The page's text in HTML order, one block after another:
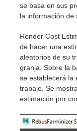
se basa en sus
la información de
Render Cost
de hacer una
aleatorios de su
granja. Sobre la
se establecerá la
trabajo. Se
estimación por